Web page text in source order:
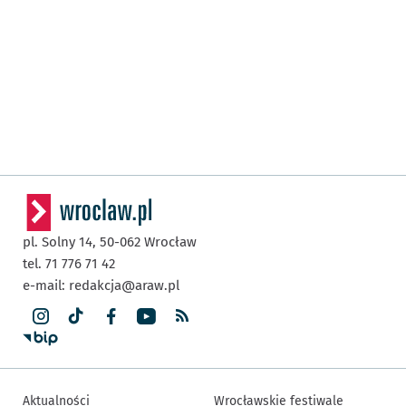
pl. Solny 14, 50-062 Wrocław
tel. 71 776 71 42
e-mail: redakcja@araw.pl
Aktualności Wrocławskie festiwale